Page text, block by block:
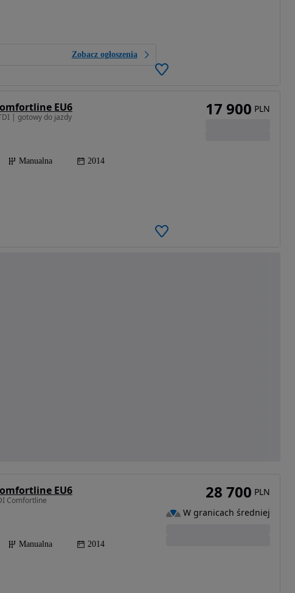
Zobacz ogłoszenia
EU6
| gotowy do jazdy
Manualna 2014
17 900 PLN
EU6
Comfortline
Manualna 2014
28 700 PLN
W granicach średniej